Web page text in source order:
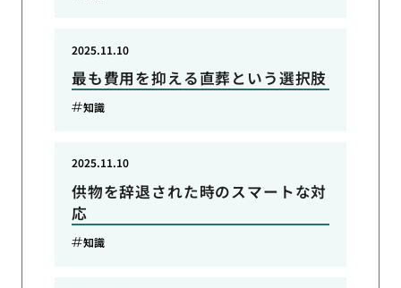
最も費用を抑える直葬という選択肢
2025.11.10
知識
供物を辞退された時のスマートな対
応
2025.11.10
知識